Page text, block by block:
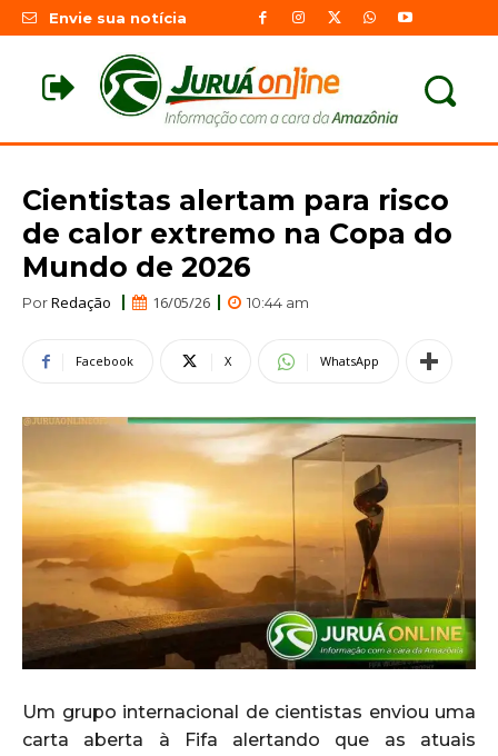
Envie sua notícia
Cientistas alertam para risco
de calor extremo na Copa do
Mundo de 2026
PorRedação 16/05/26 10:44 am
Facebook X WhatsApp
Um grupo internacional de cientistas enviou uma
carta aberta à Fifa alertando que as atuais